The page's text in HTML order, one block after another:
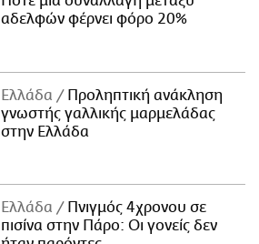
αδελφών φέρνει φόρο 20%
Ελλάδα
Προληπτική ανάκληση
γνωστής γαλλικής μαρμελάδας
στην Ελλάδα
Ελλάδα
Πνιγμός 4χρονου σε
πισίνα στην Πάρο: Οι γονείς δεν